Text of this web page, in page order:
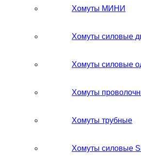
Хомуты МИНИ
Хомуты силовые
Хомуты силовые
Хомуты
Хомуты трубные
Хомуты силовые